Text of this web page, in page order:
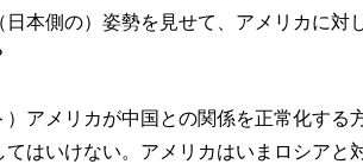
日本側の）姿勢を見せて、アメリカに
）アメリカが中国との関係を正常化する
てはいけない。アメリカはいまロシアと